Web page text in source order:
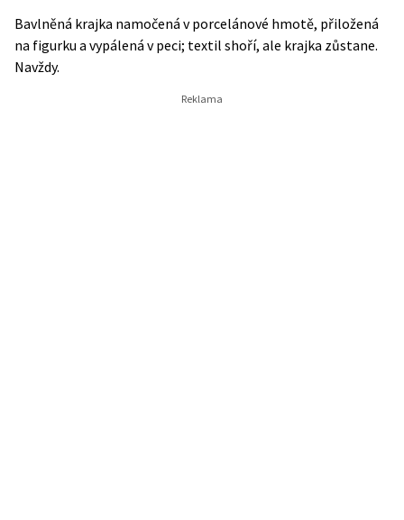
Bavlněná krajka namočená v porcelánové hmotě, přiložená
na figurku a vypálená v peci; textil shoří, ale krajka zůstane.
Navždy.